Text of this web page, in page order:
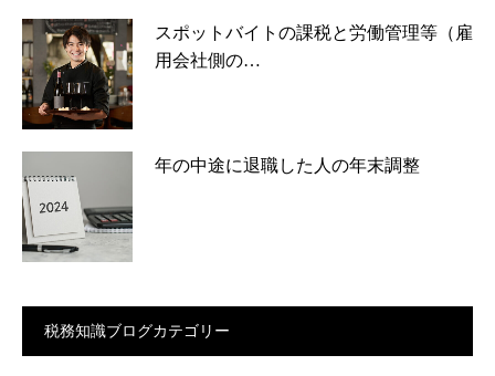
スポットバイトの課税と労働管理等（雇
用会社側の…
年の中途に退職した人の年末調整
税務知識ブログカテゴリー